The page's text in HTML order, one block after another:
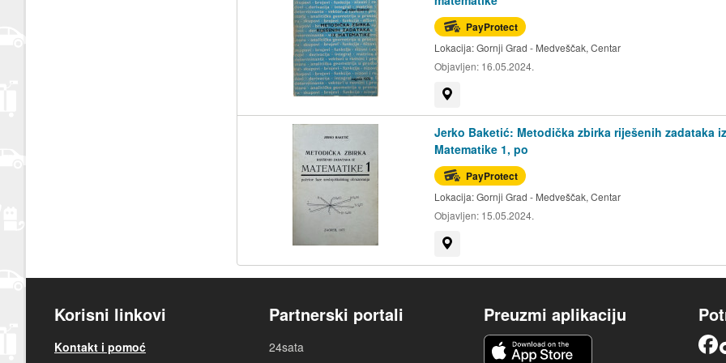
PayProtect
Lokacija:Gornji Grad - Medveščak, Centar
Objavljen: 16.05.2024.
Jerko Baketić: Metodička zbirka riješenih zadataka iz
Matematike 1, po
PayProtect
Lokacija:Gornji Grad - Medveščak, Centar
Objavljen: 15.05.2024.
Korisni linkovi
Kontakt i pomoć
Partnerski portali
24sata
Preuzmi aplikaciju